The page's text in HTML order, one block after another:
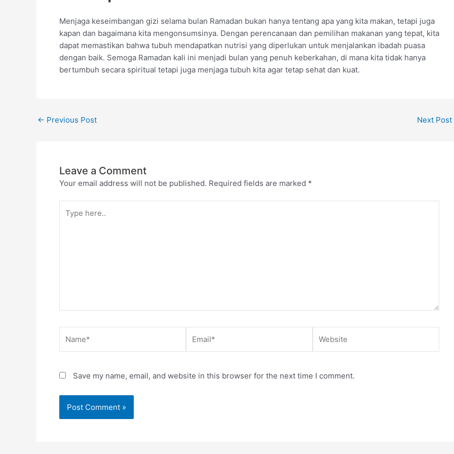
Menjaga keseimbangan gizi selama bulan Ramadan bukan hanya tentang apa yang kita makan, tetapi juga
kapan dan bagaimana kita mengonsumsinya. Dengan perencanaan dan pemilihan makanan yang tepat, kita
dapat memastikan bahwa tubuh mendapatkan nutrisi yang diperlukan untuk menjalankan ibadah puasa
dengan baik. Semoga Ramadan kali ini menjadi bulan yang penuh keberkahan, di mana kita tidak hanya
bertumbuh secara spiritual tetapi juga menjaga tubuh kita agar tetap sehat dan kuat.
← Previous Post Next Post
Leave a Comment
Your email address will not be published. Required fields are marked *
here..
Save my name, email, and website in this browser for the next time I comment.